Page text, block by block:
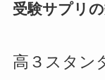
受験サプリ
高３スタン